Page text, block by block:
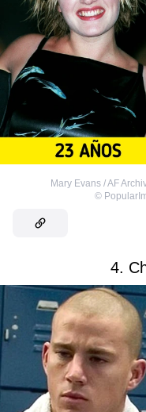
Mary Evans / AF
©
4.